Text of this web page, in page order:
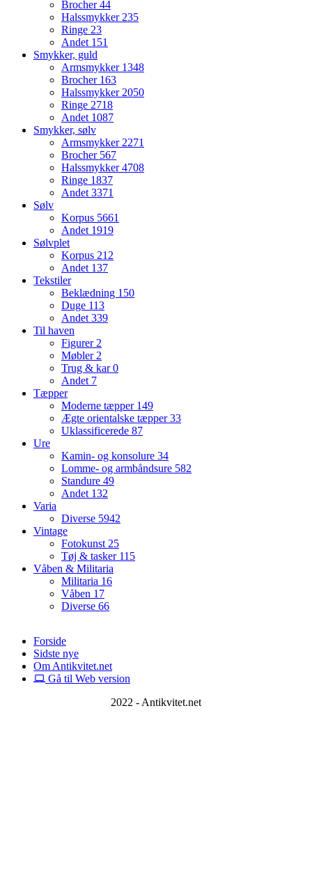
Brocher44
Halssmykker235
Ringe 23
Andet 151
Smykker, guld
Armsmykker 1348
Brocher 163
Halssmykker2050
Ringe 2718
Andet 1087
Smykker, sølv
Armsmykker2271
Brocher 567
Halssmykker4708
Ringe 1837
Andet3371
Sølv
Korpus 5661
Andet 1919
Sølvplet
Korpus 212
Andet 137
Tekstiler
Beklædning 150
Duge 113
Andet339
Til haven
Figurer2
Møbler2
Trug & kar0
Andet 7
Tæpper
Moderne tæpper 149
Ægte orientalske tæpper33
Uklassificerede 87
Ure
Kamin- og konsolure 34
Lomme- og armbåndsure 582
Standure 49
Andet 132
Varia
Diverse 5942
Vintage
Fotokunst25
Tøj & tasker 115
Våben & Militaria
Militaria 16
Våben 17
Diverse 66
Forside
Sidste nye
Om Antikvitet.net
Gå til Web version
2022 - Antikvitet.net